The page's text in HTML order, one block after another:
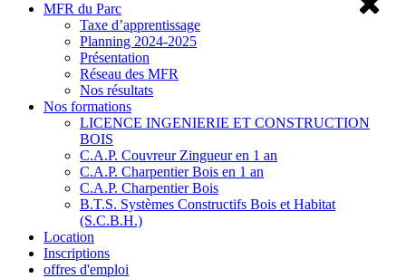
MFR du Parc
Taxe d’apprentissage
Planning 2024-2025
Présentation
Réseau des MFR
Nos résultats
Nos formations
LICENCE INGENIERIE ET CONSTRUCTION
BOIS
C.A.P. Couvreur Zingueur en 1 an
C.A.P. Charpentier Bois en 1 an
C.A.P. Charpentier Bois
B.T.S. Systèmes Constructifs Bois et Habitat
(S.C.B.H.)
Location
Inscriptions
offres d'emploi